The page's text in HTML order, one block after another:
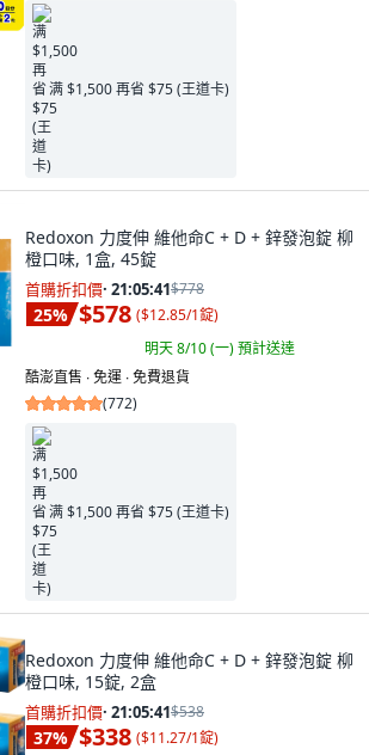
满 $1,500 再省 $75 (王道卡)
Redoxon 力度伸 維他命C + D + 鋅發泡錠 柳
橙口味, 1盒, 45錠
首購折扣價· 21:05:40$778
25% $578 ($12.85/1錠)
明天 8/10 (一)預計送達
酷澎直售 ∙ 免運 ∙ 免費退貨
(772)
满 $1,500 再省 $75 (王道卡)
Redoxon 力度伸 維他命C + D + 鋅發泡錠 柳
橙口味, 15錠, 2盒
首購折扣價· 21:05:40$538
37% $338 ($11.27/1錠)